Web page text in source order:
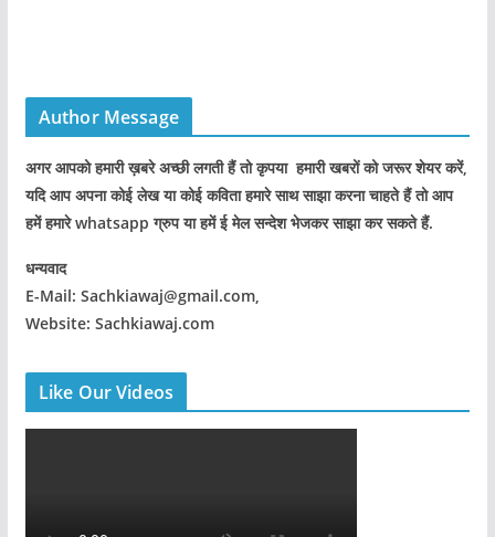
Author Message
अगर आपको हमारी ख़बरे अच्छी लगती हैं तो कृपया हमारी खबरों को जरूर शेयर करें,
यदि आप अपना कोई लेख या कोई कविता हमारे साथ साझा करना चाहते हैं तो आप
हमें हमारे whatsapp ग्रुप या हमें ई मेल सन्देश भेजकर साझा कर सकते हैं.
धन्यवाद
E-Mail: Sachkiawaj@gmail.com,
Website: Sachkiawaj.com
Like Our Videos